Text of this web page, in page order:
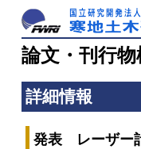
論文・刊行物
詳細情報
発表 レーザー